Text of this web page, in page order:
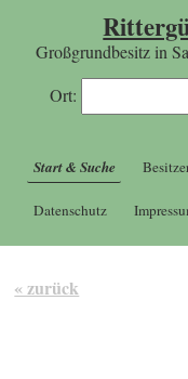
Großgrundbesitz in
Ort:
Start & Suche
Datenschutz
« zurück